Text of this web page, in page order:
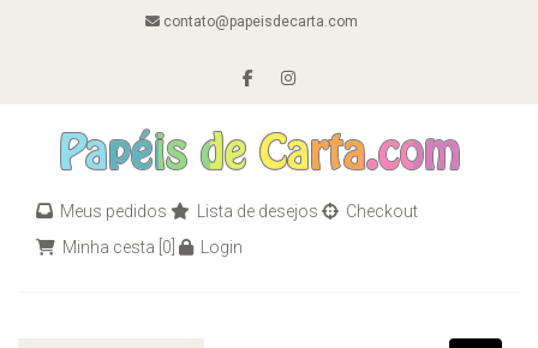
contato@papeisdecarta.com
Meus pedidos Lista de desejos
Checkout
Minha cesta [0] Login